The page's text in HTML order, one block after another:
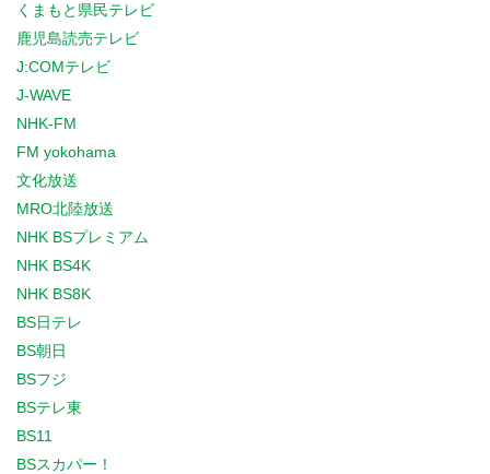
くまもと県民テレビ
鹿児島読売テレビ
J:COMテレビ
J-WAVE
NHK-FM
FM yokohama
文化放送
MRO北陸放送
NHK BSプレミアム
NHK BS4K
NHK BS8K
BS日テレ
BS朝日
BSフジ
BSテレ東
BS11
BSスカパー！